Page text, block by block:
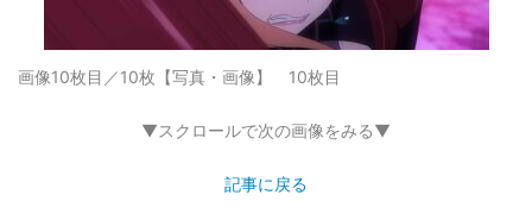
画像10枚目／10枚 【写真・画像】 10枚目
▼スクロールで次の画像をみる▼
記事に戻る